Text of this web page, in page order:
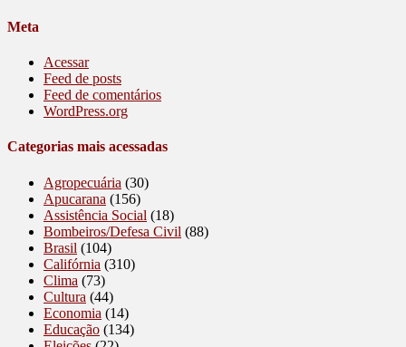
Meta
Acessar
Feed de posts
Feed de comentários
WordPress.org
Categorias mais acessadas
Agropecuária (30)
Apucarana (156)
Assistência Social (18)
Bombeiros/Defesa Civil (88)
Brasil (104)
Califórnia (310)
Clima (73)
Cultura (44)
Economia (14)
Educação (134)